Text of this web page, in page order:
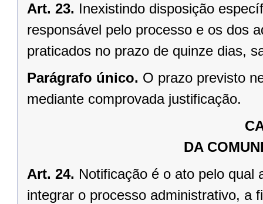
Art. 23. Inexistindo disposição
responsável pelo processo e os dos
praticados no prazo de quinze dias,
Parágrafo único. O prazo previsto
mediante comprovada justificação.
DA
Art. 24. Notificação é o ato pelo qual
integrar o processo administrativo, a